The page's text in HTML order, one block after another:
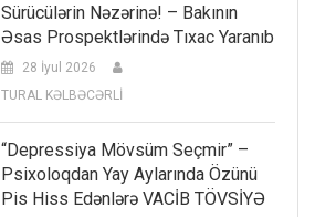
Sürücülərin Nəzərinə! – Bakının
Əsas Prospektlərində Tıxac Yaranıb
28 İyul 2026
TURAL KƏLBƏCƏRLİ
“Depressiya Mövsüm Seçmir” –
Psixoloqdan Yay Aylarında Özünü
Pis Hiss Edənlərə VACİB TÖVSİYƏ